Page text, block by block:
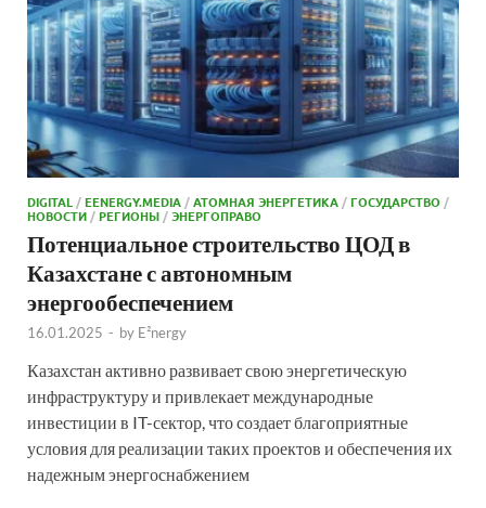
DIGITAL /EENERGY.MEDIA /АТОМНАЯ ЭНЕРГЕТИКА /ГОСУДАРСТВО /
НОВОСТИ /РЕГИОНЫ /ЭНЕРГОПРАВО
Потенциальное строительство ЦОД в
Казахстане с автономным
энергообеспечением
16.01.2025 - by E²nergy
Казахстан активно развивает свою энергетическую
инфраструктуру и привлекает международные
инвестиции в IT-сектор, что создает благоприятные
условия для реализации таких проектов и обеспечения их
надежным энергоснабжением